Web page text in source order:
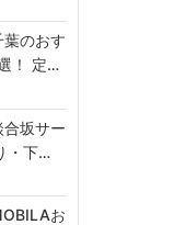
葉のおす
！ 定…
合坂サー
・下…
お